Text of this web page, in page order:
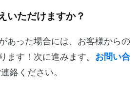
いただけますか？
あった場合には、お客様からの
ます！次に進みます。 お問い合
絡ください。